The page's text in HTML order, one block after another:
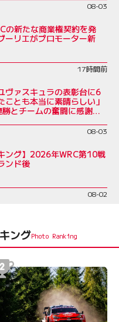
08-03
の新たな商業権契約を発
ーリエがプロモーター新
17時間前
ヴァスキュラの表彰台に6
ことも本当に素晴らしい」
とチームの奮闘に感謝を
08-03
ング】2026年WRC第10戦
ンド後
08-02
ング